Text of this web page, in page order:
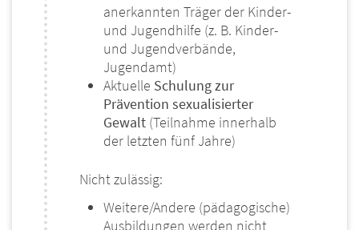
anerkannten Träger der Kinder-
und Jugendhilfe (z. B. Kinder-
und Jugendverbände,
Jugendamt)
Aktuelle Schulung zur
Prävention sexualisierter
Gewalt (Teilnahme innerhalb
der letzten fünf Jahre)
Nicht zulässig:
Weitere/Andere (pädagogische)
Ausbildungen werden nicht